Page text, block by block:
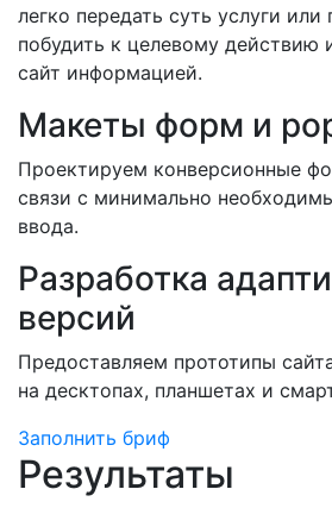
легко передать суть услуги
побудить к целевому действию
сайт информацией.
Макеты форм и
Проектируем конверсионные
связи с минимально
ввода.
Разработка
версий
Предоставляем прототипы
на десктопах, планшетах и
Заполнить бриф
Результаты